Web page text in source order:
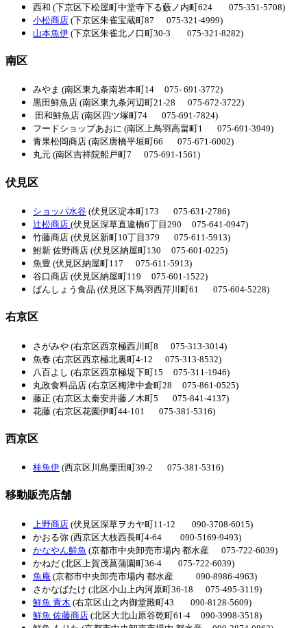
西和 (下京区下松屋町中堂寺下る藪ノ内町624 075-351-5708)
小松商店 (下京区朱雀宝蔵町87 075-321-4999)
山本魚伊 (下京区朱雀北ノ口町30-3 075-321-8282)
南区
みやま (南区東九条南岩本町14 075- 691-3772)
黒田鮮魚店 (南区東九条河辺町21-28 075-672-3722)
田和鮮魚店 (南区四ツ塚町74 075-691-7824)
フードショップあおに (南区上鳥羽高畠町1 075-691-3949)
青果松岡商店 (南区唐橋平垣町66 075-671-6002)
丸元 (南区吉祥院船戸町7 075-691-1561)
伏見区
ショッパ水谷 (伏見区淀本町173 075-631-2786)
辻松商店 (伏見区深草直違橋6丁目290 075-641-0947)
竹藤商店 (伏見区新町10丁目379 075-611-5913)
鮒新 佐野商店 (伏見区納屋町130 075-601-0225)
魚豊 (伏見区納屋町117 075-611-5913)
谷口商店 (伏見区納屋町119 075-601-1522)
ばんしょう食品 (伏見区下鳥羽西芹川町61 075-604-5228)
右京区
さがみや (右京区西京極西川町8 075-313-3014)
魚春 (右京区西京極北裏町4-12 075-313-8532)
八百よし (右京区西京極堤下町15 075-311-1946)
丸政食料品店 (右京区梅津中倉町28 075-861-0525)
藤正 (右京区太秦安井藤ノ木町5 075-841-4137)
花藤 (右京区花園伊町44-101 075-381-5316)
西京区
桂魚伊 (西京区川島栗田町39-2 075-381-5316)
移動販売店舗
上野商店 (伏見区深草ヲカヤ町11-12 090-3708-6015)
かおる弥 (西京区大枝西長町4-64 090-5169-9493)
かなやん鮮魚 (京都市中央卸売市場内 都水産 075-722-6039)
かねだ (北区上賀茂菖蒲園町36-4 075-722-6039)
魚庵 (京都市中央卸売市場内 都水産 090-8986-4963)
さかなばたけ (北区小山上内河原町36-18 075-495-3119)
鮮魚 青木 (右京区山之内御堂殿町43 090-8128-5609)
鮮魚 佐藤商店 (北区大北山原谷乾町61-4 090-3998-3518)